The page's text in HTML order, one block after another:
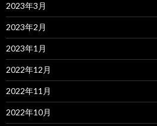
2023年3月
2023年2月
2023年1月
2022年12月
2022年11月
2022年10月